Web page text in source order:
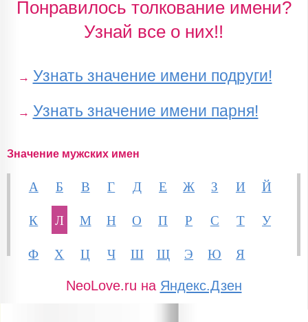
Понравилось толкование имени?
Узнай все о них!!
→ Узнать значение имени подруги!
→ Узнать значение имени парня!
Значение мужских имен
А Б В Г Д Е Ж З И
Й
К
Л М Н О П Р С Т
У
Ф
Х Ц Ч Ш Щ Э Ю Я
NeoLove.ru на Яндекс.Дзен